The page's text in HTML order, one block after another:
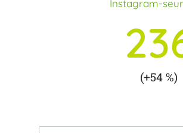
Instagram-
(+54 %)